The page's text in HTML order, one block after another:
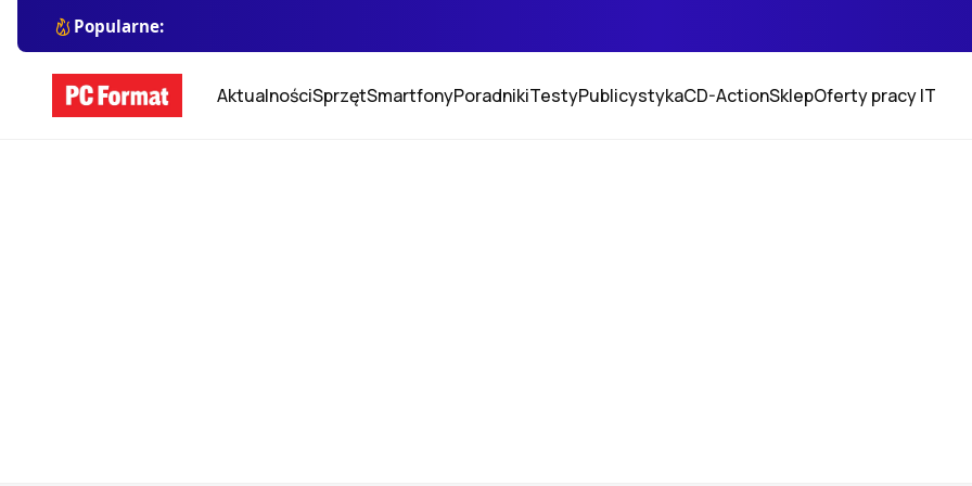
Popularne:
AktualnościSprzętSmartfonyPoradnikiTestyPublicystykaCD-ActionSklepOferty pracy IT